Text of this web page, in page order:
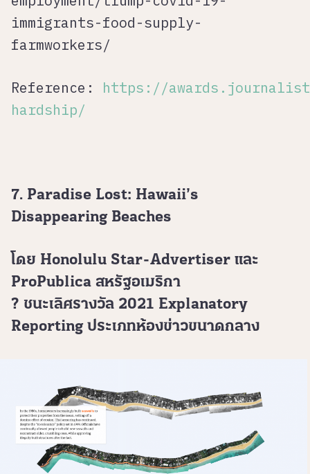
immigrants-food-supply-
farmworkers/
Reference: https://
hardship/
7. Paradise Lost: Hawaii’s
Disappearing Beaches
โดย Honolulu Star-Advertiser และ
ProPublica สหรัฐอเมริกา
? ชนะเลิศรางวัล 2021 Explanatory
Reporting ประเภทห้องข่าวขนาดกลาง